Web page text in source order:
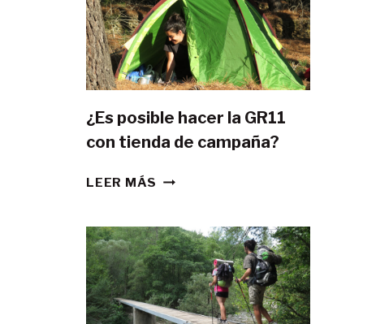
¿Es posible hacer la GR11
con tienda de campaña?
LEER MÁS ¿ES
LA
GR11
CON
TIENDA
DE